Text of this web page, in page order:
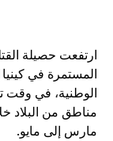
ارتفعت حصيلة
الوطنية، في وقت
مناطق من البلاد
مارس إلى مايو.